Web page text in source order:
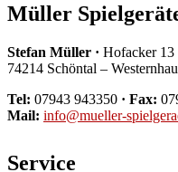
Müller
Stefan Müller · Hofacker 13
74214 Schöntal –
Tel: 07943 943350 · Fax:
Mail: info@mueller-
Service